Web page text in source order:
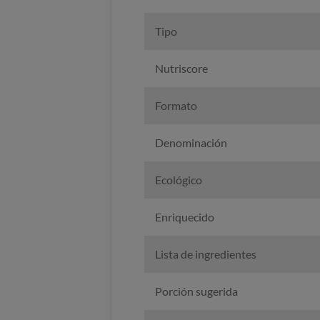
Tipo
Nutriscore
Formato
Denominación
Ecológico
Enriquecido
Lista de ingredientes
Porción sugerida